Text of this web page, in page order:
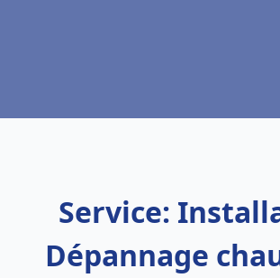
Service:
Dépannage